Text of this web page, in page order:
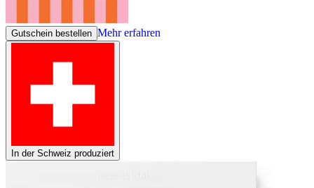
Gutschein bestellen Mehr erfahren
In der Schweiz produziert